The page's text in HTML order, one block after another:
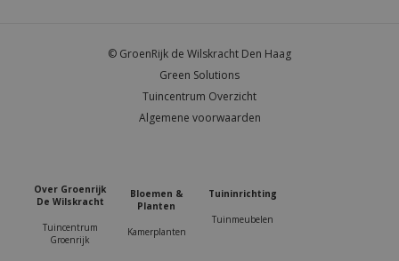
© GroenRijk de Wilskracht Den Haag
Green Solutions
Tuincentrum Overzicht
Algemene voorwaarden
Over Groenrijk
De Wilskracht
Tuincentrum
Groenrijk
Bloemen &
Planten
Kamerplanten
Tuininrichting
Tuinmeubelen